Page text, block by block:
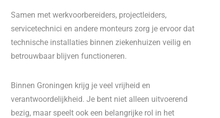
Samen met werkvoorbereiders, projectleiders,
servicetechnici en andere monteurs zorg je ervoor dat
technische installaties binnen ziekenhuizen veilig en
betrouwbaar blijven functioneren.
Binnen Groningen krijg je veel vrijheid en
verantwoordelijkheid. Je bent niet alleen uitvoerend
bezig, maar speelt ook een belangrijke rol in het